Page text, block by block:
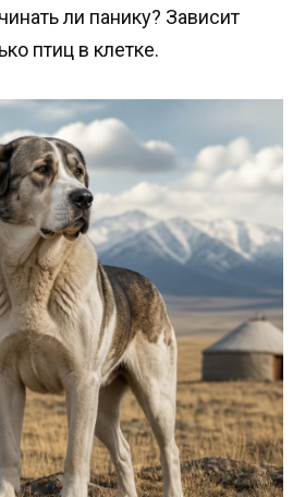
ли панику? Зависит
птиц в клетке.